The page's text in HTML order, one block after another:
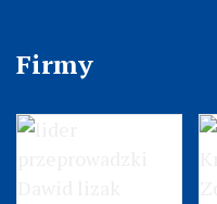
Firmy